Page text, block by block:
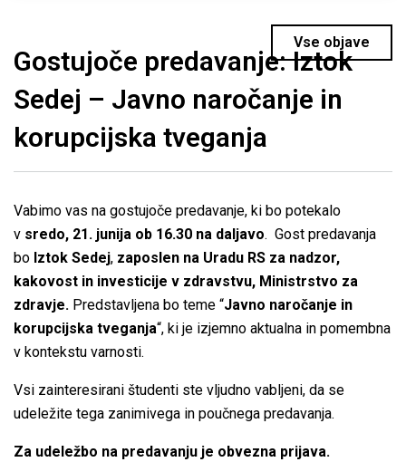
Vse objave
Gostujoče predavanje: Iztok
Sedej – Javno naročanje in
korupcijska tveganja
Vabimo vas na gostujoče predavanje, ki bo potekalo
v sredo, 21. junija ob 16.30 na daljavo. Gost predavanja
bo Iztok Sedej, zaposlen na Uradu RS za nadzor,
kakovost in investicije v zdravstvu, Ministrstvo za
zdravje. Predstavljena bo teme “Javno naročanje in
korupcijska tveganja“, ki je izjemno aktualna in pomembna
v kontekstu varnosti.
Vsi zainteresirani študenti ste vljudno vabljeni, da se
udeležite tega zanimivega in poučnega predavanja.
Za udeležbo na predavanju je obvezna prijava.